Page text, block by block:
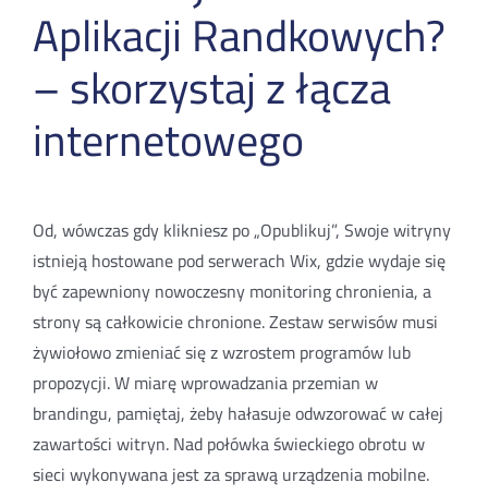
Aplikacji Randkowych?
– skorzystaj z łącza
internetowego
Od, wówczas gdy klikniesz po „Opublikuj”, Swoje witryny
istnieją hostowane pod serwerach Wix, gdzie wydaje się
być zapewniony nowoczesny monitoring chronienia, a
strony są całkowicie chronione. Zestaw serwisów musi
żywiołowo zmieniać się z wzrostem programów lub
propozycji. W miarę wprowadzania przemian w
brandingu, pamiętaj, żeby hałasuje odwzorować w całej
zawartości witryn. Nad połówka świeckiego obrotu w
sieci wykonywana jest za sprawą urządzenia mobilne.